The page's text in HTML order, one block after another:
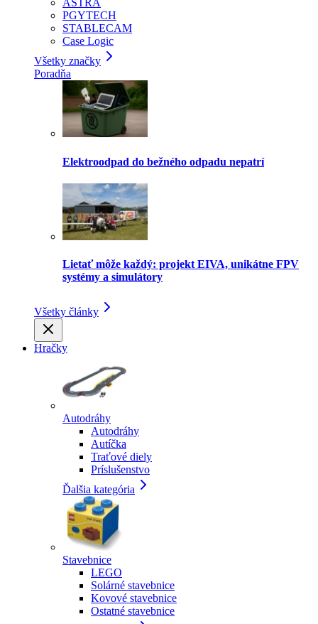
ASTRA
PGYTECH
STABLECAM
Case Logic
Všetky značky
Poradňa
Elektroodpad do bežného odpadu nepatrí
Lietať môže každý: projekt EIVA, unikátne FPV
systémy a simulátory
Všetky články
Hračky
Autodráhy
Autodráhy
Autíčka
Traťové diely
Príslušenstvo
Ďalšia kategória
Stavebnice
LEGO
Solárné stavebnice
Kovové stavebnice
Ostatné stavebnice